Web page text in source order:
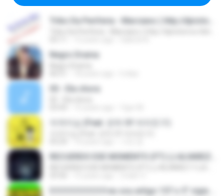
Negro Drama
05 - Ela chora
자격지심 (Feat. 은하 Of 여자친구)